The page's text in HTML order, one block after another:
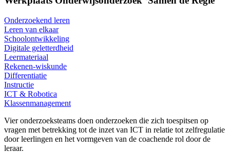
Onderzoekend leren
Leren van elkaar
Schoolontwikkeling
Digitale geletterdheid
Leermateriaal
Rekenen-wiskunde
Differentiatie
Instructie
ICT & Robotica
Klassenmanagement
Vier onderzoeksteams doen onderzoeken die zich toespitsen op
vragen met betrekking tot de inzet van ICT in relatie tot zelfregulatie
door leerlingen en het vormgeven van de coachende rol door de
leraar.